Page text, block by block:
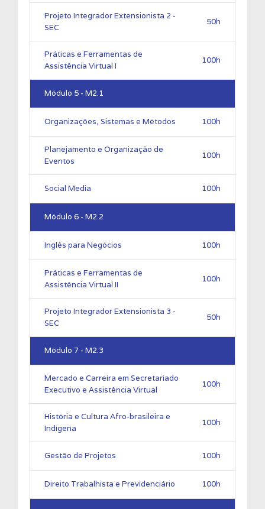
Projeto Integrador Extensionista 2 -
SEC
50h
Práticas e Ferramentas de
Assistência Virtual I
100h
Módulo 5 - M2.1
Organizações, Sistemas e Métodos 100h
Planejamento e Organização de
Eventos
100h
Social Media 100h
Módulo 6 - M2.2
Inglês para Negócios 100h
Práticas e Ferramentas de
Assistência Virtual II
100h
Projeto Integrador Extensionista 3 -
SEC
50h
Módulo 7 - M2.3
Mercado e Carreira em Secretariado
Executivo e Assistência Virtual
100h
História e Cultura Afro-brasileira e
Indígena
100h
Gestão de Projetos 100h
Direito Trabalhista e Previdenciário 100h